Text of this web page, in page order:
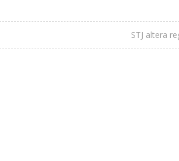
STJ altera